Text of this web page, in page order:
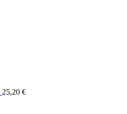
25,20 €